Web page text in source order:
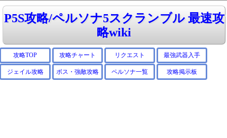
P5S攻略/ペルソナ5スクランブル 最速攻
略wiki
攻略TOP 攻略チャート リクエスト 最強武器入手
ジェイル攻略 ボス・強敵攻略 ペルソナ一覧 攻略掲示板